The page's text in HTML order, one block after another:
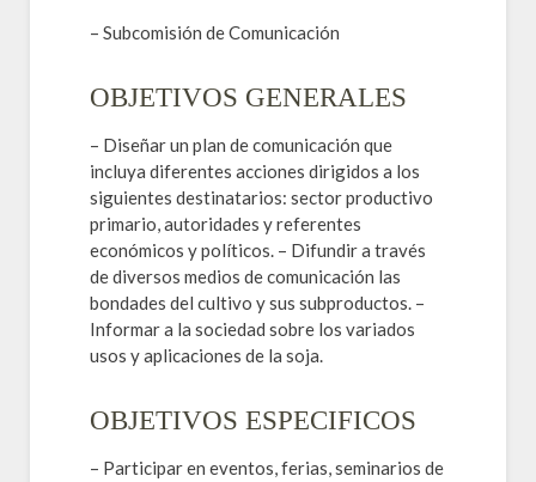
– Subcomisión de Comunicación
OBJETIVOS GENERALES
– Diseñar un plan de comunicación que
incluya diferentes acciones dirigidos a los
siguientes destinatarios: sector productivo
primario, autoridades y referentes
económicos y políticos. – Difundir a través
de diversos medios de comunicación las
bondades del cultivo y sus subproductos. –
Informar a la sociedad sobre los variados
usos y aplicaciones de la soja.
OBJETIVOS ESPECIFICOS
– Participar en eventos, ferias, seminarios de